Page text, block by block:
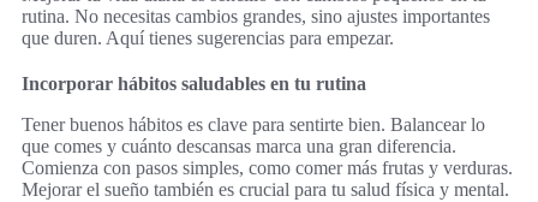
rutina. No necesitas cambios grandes, sino ajustes importantes
que duren. Aquí tienes sugerencias para empezar.
Incorporar hábitos saludables en tu rutina
Tener buenos hábitos es clave para sentirte bien. Balancear lo
que comes y cuánto descansas marca una gran diferencia.
Comienza con pasos simples, como comer más frutas y verduras.
Mejorar el sueño también es crucial para tu salud física y mental.